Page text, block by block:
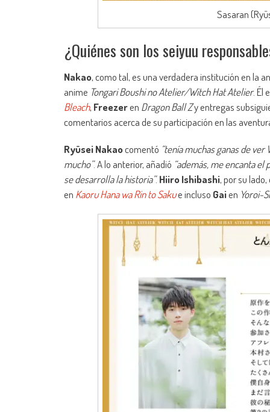
Sasaran
¿Quiénes son los seiyuu
Nakao, como tal, es una verdadera institución en la
anime Tongari Boushi no Atelier/Witch Hat Atelier. Él
Bleach, Freezeren Dragon Ball Zy entregas
comentarios acerca de su participación en las
Ryūsei Nakaocomentó “tenía muchas ganas de
mucho”. A lo anterior, añadió “además, me encanta
se desarrolla la historia”.Hiiro Ishibashi, por su
en Kaoru Hana wa Rin to Sakue incluso Gaien Yoroi-